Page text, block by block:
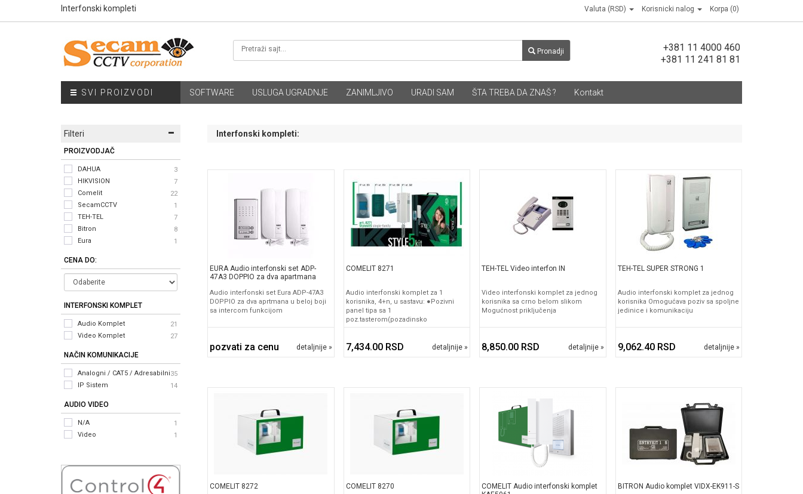
Interfonski kompleti Valuta (RSD) Korisnicki nalog Korpa (0)
Pronadji
+381 11 4000 460
+381 11 241 81 81
SVI PROIZVODI SOFTWARE USLUGA UGRADNJE ZANIMLJIVO URADI SAM ŠTA TREBA DA ZNAŠ ? Kontakt
Filteri
PROIZVODJAČ
DAHUA
3
HIKVISION
7
Comelit
22
SecamCCTV
1
TEH-TEL
7
Bitron
8
Eura
1
CENA DO:
INTERFONSKI KOMPLET
Audio Komplet
21
Video Komplet
27
NAČIN KOMUNIKACIJE
Analogni / CAT5 / Adresabilni35
IP Sistem
14
AUDIO VIDEO
N/A
1
Video
1
Interfonski kompleti:
EURA Audio interfonski set ADP-
47A3 DOPPIO za dva apartmana
Audio interfonski set Eura ADP-47A3
DOPPIO za dva aprtmana u beloj boji
sa intercom funkcijom
pozvati za cenu detaljnije »
COMELIT 8271
Audio interfonski komplet za 1
korisnika, 4+n, u sastavu: ●Pozivni
panel tipa sa 1
poz.tasterom(pozadinsko
7,434.00 RSD detaljnije »
TEH-TEL Video interfon IN
Video interfonski komplet za jednog
korisnika sa crno belom slikom
Mogućnost priključenja
8,850.00 RSD detaljnije »
TEH-TEL SUPER STRONG 1
Audio interfonski komplet za jednog
korisnika Omogućava poziv sa spoljne
jedinice i komunikaciju
9,062.40 RSD detaljnije »
COMELIT 8272 COMELIT 8270
COMELIT Audio interfonski komplet
BITRON Audio komplet VIDX-EK911-S